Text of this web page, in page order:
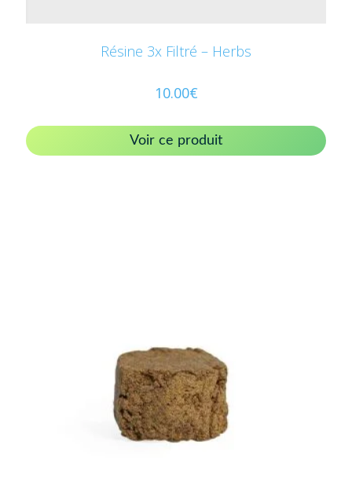
Résine 3x Filtré – Herbs
10.00€
Voir ce produit